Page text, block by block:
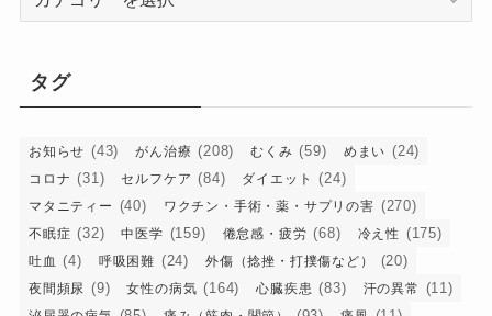
ー
タグ
お知らせ (43) がん治療 (208) むくみ (59) めまい (24)
コロナ (31) セルフケア (84) ダイエット (24)
マタニティー (40) ワクチン・手術・薬・サプリの害 (270)
不眠症 (32) 中医学 (159) 倦怠感・疲労 (68) 冷え性 (175)
吐血 (4) 呼吸困難 (24) 外傷（捻挫・打撲傷など） (20)
夜間頻尿 (9) 女性の病気 (164) 心臓疾患 (83) 汗の異常 (11)